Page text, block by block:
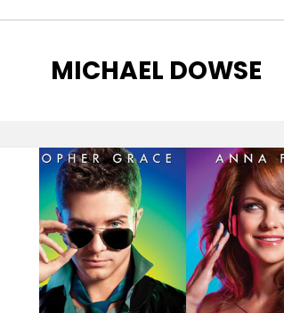
TAG
:
MICHAEL DOWSE